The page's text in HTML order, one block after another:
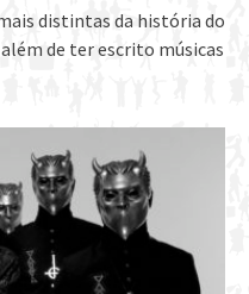
distintas da história do
de ter escrito músicas